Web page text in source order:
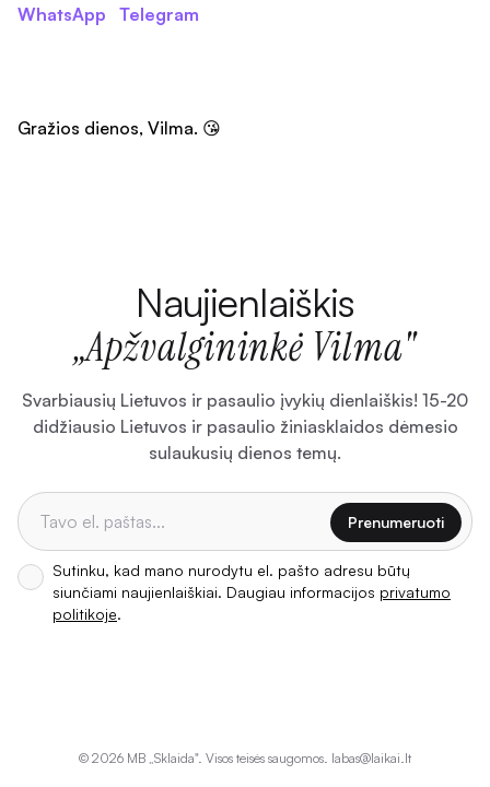
WhatsApp
Telegram
Gražios dienos, Vilma. 😘
Naujienlaiškis
„Apžvalgininkė Vilma"
Svarbiausių Lietuvos ir pasaulio įvykių dienlaiškis! 15-20
didžiausio Lietuvos ir pasaulio žiniasklaidos dėmesio
sulaukusių dienos temų.
Prenumeruoti
Sutinku, kad mano nurodytu el. pašto adresu būtų
siunčiami naujienlaiškiai. Daugiau informacijos privatumo
politikoje.
© 2026 MB „Sklaida". Visos teisės saugomos. labas@laikai.lt